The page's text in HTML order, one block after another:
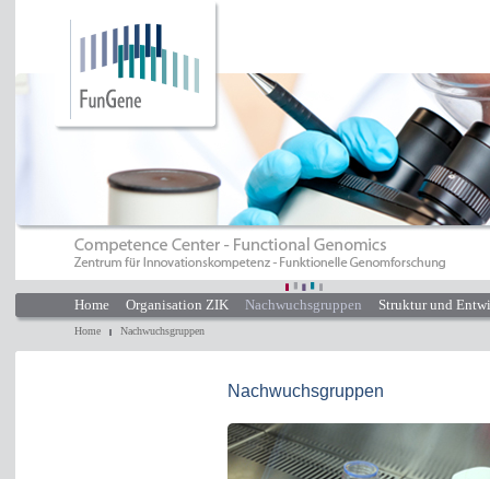
Home Organisation ZIK Nachwuchsgruppen Struktur und
Home Nachwuchsgruppen
Nachwuchsgruppen